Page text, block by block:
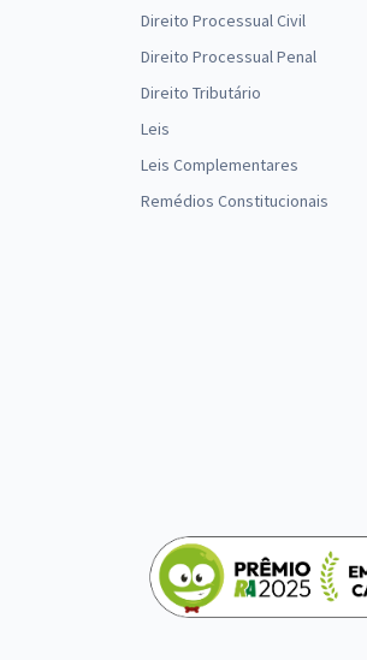
Direito Processual Civil
Direito Processual Penal
Direito Tributário
Leis
Leis Complementares
Remédios Constitucionais